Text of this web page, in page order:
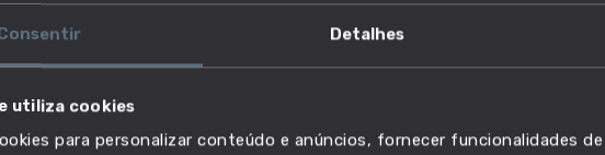
Detalhes
utiliza cookies
para personalizar conteúdo e anúncios, fornecer funcionalidades
metálicas, preparadores e montadores de